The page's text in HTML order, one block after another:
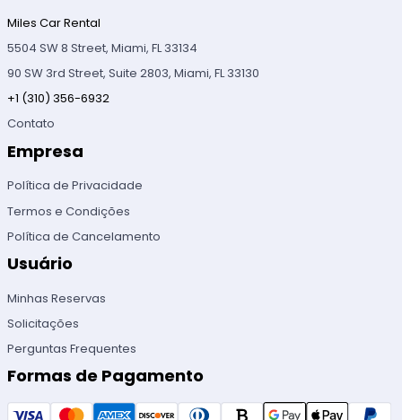
Miles Car Rental
5504 SW 8 Street, Miami, FL 33134
90 SW 3rd Street, Suite 2803, Miami, FL 33130
+1 (310) 356-6932
Contato
Empresa
Política de Privacidade
Termos e Condições
Política de Cancelamento
Usuário
Minhas Reservas
Solicitações
Perguntas Frequentes
Formas de Pagamento